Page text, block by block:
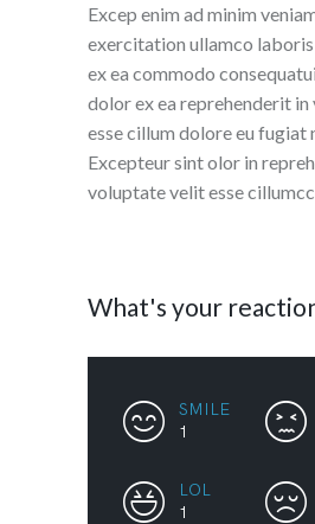
Excep enim ad minim
exercitation ullamco
ex ea commodo
dolor ex ea reprehenderit
esse cillum dolore eu fugiat
Excepteur sint olor in
voluptate velit esse
What's your
1
SMILE
1
LOL